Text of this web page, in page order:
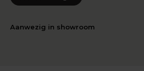
Aanwezig in showroom